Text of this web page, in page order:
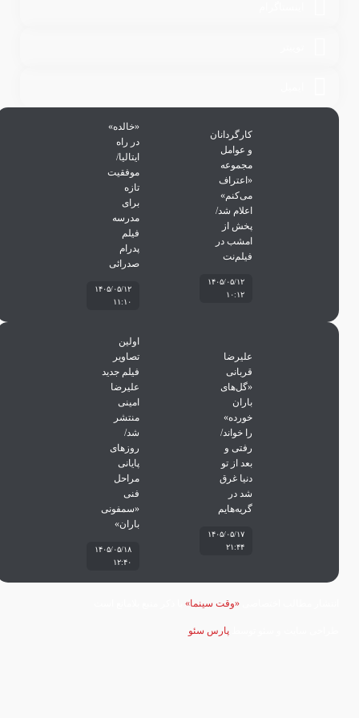
کارگردانان
و عوامل
مجموعه
«اعتراف
می‌کنم»
اعلام شد/
پخش از
امشب در
فیلم‌نت
۱۴۰۵/۰۵/۱۲
۱۰:۱۲
«خالده»
در راه
ایتالیا/
موفقیت
تازه
برای
مدرسه
فیلم
پدرام
صدرائی
۱۴۰۵/۰۵/۱۲
۱۱:۱۰
علیرضا
قربانی
«گل‌های
باران
خورده»
را خواند/
رفتی و
بعد از تو
دنیا غرق
شد در
گریه‌هایم
۱۴۰۵/۰۵/۱۷
۲۱:۴۴
اولین
تصاویر
فیلم جدید
علیرضا
امینی
منتشر
شد/
روزهای
پایانی
مراحل
فنی
«سمفونی
باران»
۱۴۰۵/۰۵/۱۸
۱۲:۴۰
«وقت سینما»با ذکر منبع بلامانع است
پارس سئو